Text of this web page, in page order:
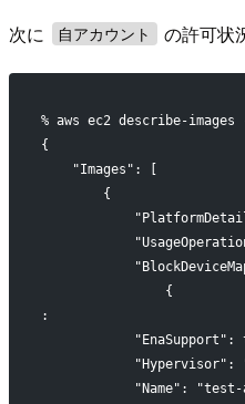
次に 自アカウント の許可状
% aws ec2 describe-
{
    "Images": [
        {
                {
:
"EnaSupport":
"Hypervisor":
"Name":